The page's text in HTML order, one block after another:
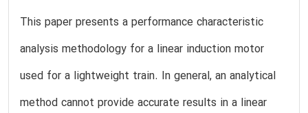
This paper presents a performance characteristic
analysis methodology for a linear induction motor
used for a lightweight train. In general, an analytical
method cannot provide accurate results in a linear